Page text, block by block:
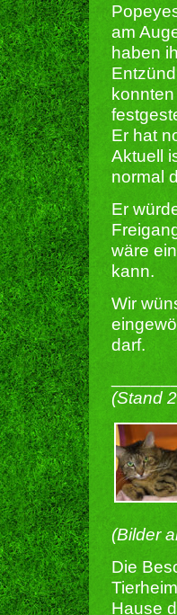
am
haben
Er hat
Aktuell
normal
Er
wäre
kann.
Wir
darf.
(Stand
(Bilder
Die
Hause